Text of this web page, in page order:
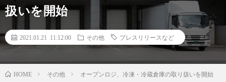
扱いを開始
2021.01.21 11:12:00 その他 プレスリリースなど
HOME その他 オープンロジ、冷凍・冷蔵倉庫の取り扱いを開始